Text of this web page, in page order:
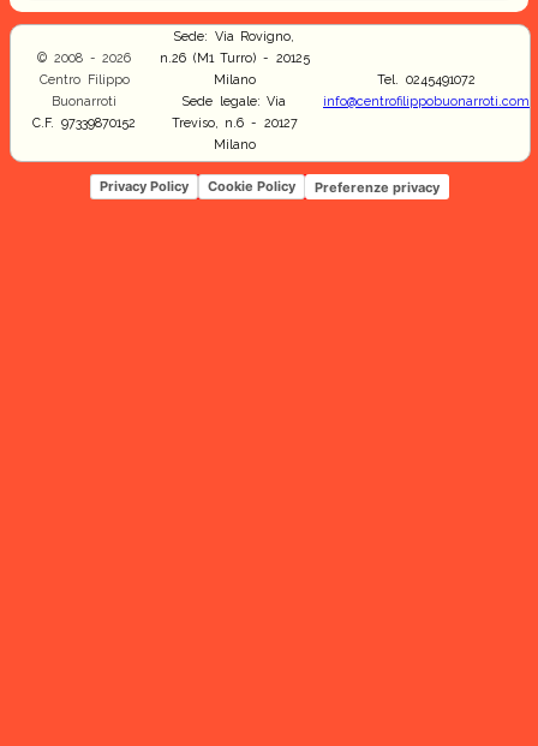
© 2008 - 2026
Centro Filippo
Buonarroti
C.F. 97339870152
Sede: Via Rovigno,
n.26 (M1 Turro) - 20125
Milano
Sede legale: Via
Treviso, n.6 - 20127
Milano
Tel. 0245491072
info@centrofilippobuonarroti.com
Privacy Policy Cookie Policy Preferenze privacy